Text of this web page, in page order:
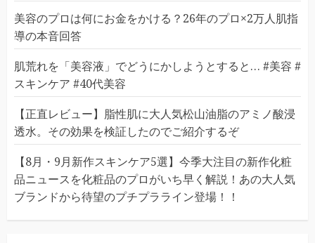
美容のプロは何にお金をかける？26年のプロ×2万人肌指
導の本音回答
肌荒れを「美容液」でどうにかしようとすると… #美容 #
スキンケア #40代美容
【正直レビュー】脂性肌に大人気松山油脂のアミノ酸浸
透水。その効果を検証したのでご紹介するぞ
【8月・9月新作スキンケア5選】今季大注目の新作化粧
品ニュースを化粧品のプロがいち早く解説！あの大人気
ブランドから待望のプチプラライン登場！！